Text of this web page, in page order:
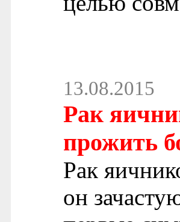
13.08.2015
Рак
прожить
Рак
он